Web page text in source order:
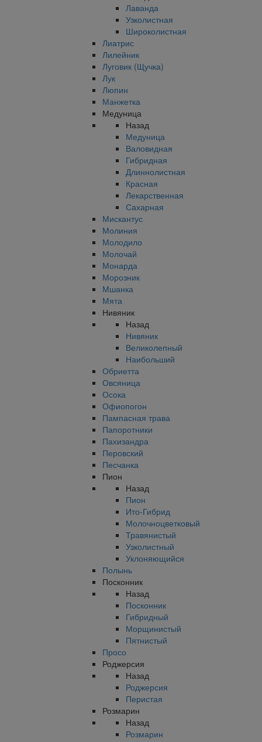
Лаванда
Узколистная
Широколистная
Лиатрис
Лилейник
Луговик (Щучка)
Лук
Люпин
Манжетка
Медуница
Назад
Медуница
Валовидная
Гибридная
Длиннолистная
Красная
Лекарственная
Сахарная
Мискантус
Молиния
Молодило
Молочай
Монарда
Морозник
Мшанка
Мята
Нивяник
Назад
Нивяник
Великолепный
Наибольший
Обриетта
Овсяница
Осока
Офиопогон
Пампасная трава
Папоротники
Пахизандра
Перовский
Песчанка
Пион
Назад
Пион
Ито-Гибрид
Молочноцветковый
Травянистый
Узколистный
Уклоняющийся
Полынь
Посконник
Назад
Посконник
Гибридный
Морщинистый
Пятнистый
Просо
Роджерсия
Назад
Роджерсия
Перистая
Розмарин
Назад
Розмарин